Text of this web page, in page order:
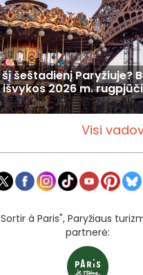
šeštadienį Paryžiuje?
išvykos 2026 m.
Visi
à Paris", Paryžiaus
partnerė: